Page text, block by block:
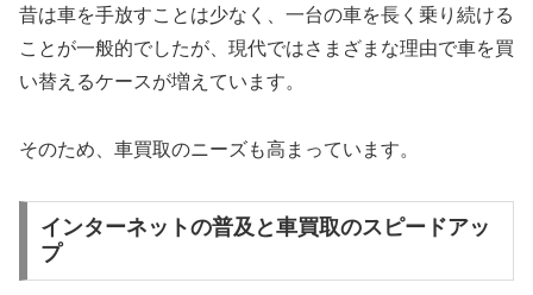
昔は車を手放すことは少なく、一台の車を長く乗り続ける
ことが一般的でしたが、現代ではさまざまな理由で車を買
い替えるケースが増えています。
そのため、車買取のニーズも高まっています。
インターネットの普及と車買取のスピードアッ
プ